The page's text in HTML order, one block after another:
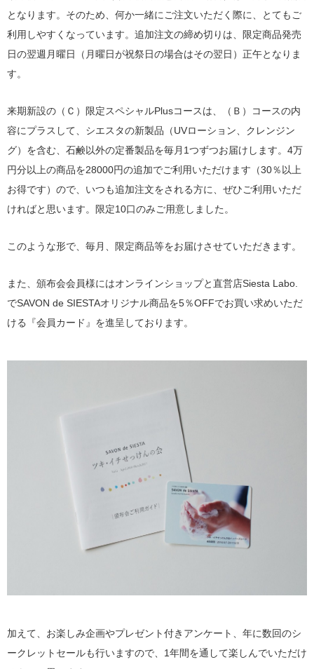
となります。そのため、何か一緒にご注文いただく際に、とてもご
利用しやすくなっています。追加注文の締め切りは、限定商品発売
日の翌週月曜日（月曜日が祝祭日の場合はその翌日）正午となりま
す。
来期新設の（Ｃ）限定スペシャルPlusコースは、（Ｂ）コースの内
容にプラスして、シエスタの新製品（UVローション、クレンジン
グ）を含む、石鹸以外の定番製品を毎月1つずつお届けします。4万
円分以上の商品を28000円の追加でご利用いただけます（30％以上
お得です）ので、いつも追加注文をされる方に、ぜひご利用いただ
ければと思います。限定10口のみご用意しました。
このような形で、毎月、限定商品等をお届けさせていただきます。
また、頒布会会員様にはオンラインショップと直営店Siesta Labo.
でSAVON de SIESTAオリジナル商品を5％OFFでお買い求めいただ
ける『会員カード』を進呈しております。
加えて、お楽しみ企画やプレゼント付きアンケート、年に数回のシ
ークレットセールも行いますので、1年間を通して楽しんでいただけ